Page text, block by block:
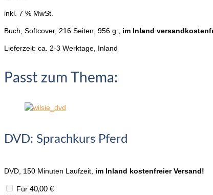
inkl. 7 % MwSt.
Buch, Softcover, 216 Seiten, 956 g., im Inland
Lieferzeit: ca. 2-3 Werktage, Inland
Passt zum Thema:
DVD: Sprachkurs Pferd
DVD, 150 Minuten Laufzeit, im Inland kostenfreier Versand!
Für 40,00 €